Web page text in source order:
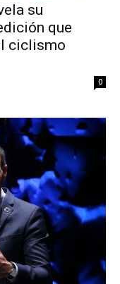
su
que
ciclismo
0